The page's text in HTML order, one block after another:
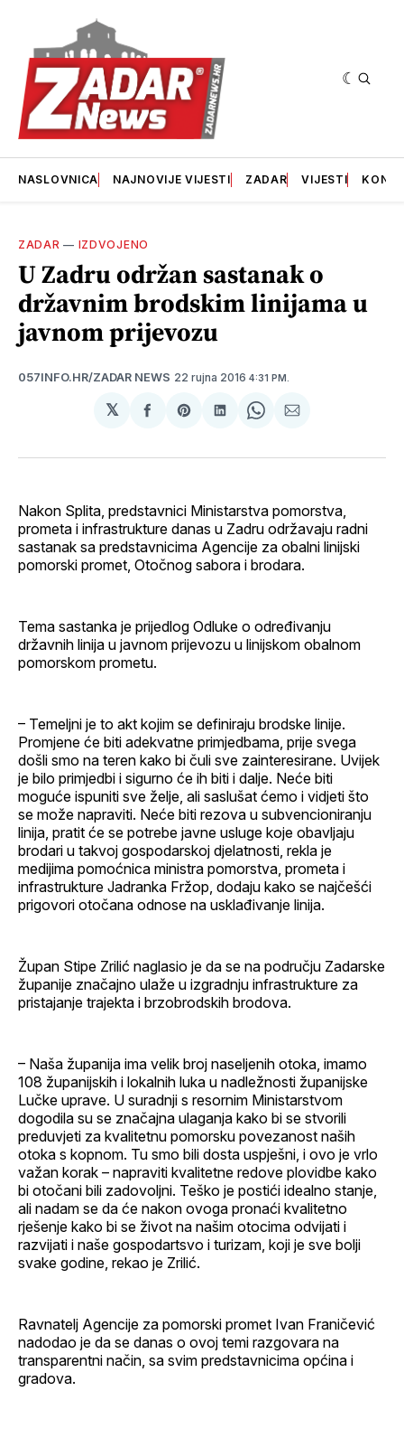
NASLOVNICA NAJNOVIJE VIJESTI ZADAR VIJESTI
ZADAR — IZDVOJENO
U Zadru održan sastanak o
državnim brodskim linijama u
javnom prijevozu
057INFO.HR/ZADAR NEWS 22 rujna 2016 4:31 PM.
𝕏
podijeliSharepodijeliSharepodijeli
Nakon Splita, predstavnici Ministarstva pomorstva,
prometa i infrastrukture danas u Zadru održavaju radni
sastanak sa predstavnicima Agencije za obalni linijski
pomorski promet, Otočnog sabora i brodara.
Tema sastanka je prijedlog Odluke o određivanju
državnih linija u javnom prijevozu u linijskom obalnom
pomorskom prometu.
– Temeljni je to akt kojim se definiraju brodske linije.
Promjene će biti adekvatne primjedbama, prije svega
došli smo na teren kako bi čuli sve zainteresirane. Uvijek
je bilo primjedbi i sigurno će ih biti i dalje. Neće biti
moguće ispuniti sve želje, ali saslušat ćemo i vidjeti što
se može napraviti. Neće biti rezova u subvencioniranju
linija, pratit će se potrebe javne usluge koje obavljaju
brodari u takvoj gospodarskoj djelatnosti, rekla je
medijima pomoćnica ministra pomorstva, prometa i
infrastrukture Jadranka Fržop, dodaju kako se najčešći
prigovori otočana odnose na usklađivanje linija.
Župan Stipe Zrilić naglasio je da se na području Zadarske
županije značajno ulaže u izgradnju infrastrukture za
pristajanje trajekta i brzobrodskih brodova.
– Naša županija ima velik broj naseljenih otoka, imamo
108 županijskih i lokalnih luka u nadležnosti županijske
Lučke uprave. U suradnji s resornim Ministarstvom
dogodila su se značajna ulaganja kako bi se stvorili
preduvjeti za kvalitetnu pomorsku povezanost naših
otoka s kopnom. Tu smo bili dosta uspješni, i ovo je vrlo
važan korak – napraviti kvalitetne redove plovidbe kako
bi otočani bili zadovoljni. Teško je postići idealno stanje,
ali nadam se da će nakon ovoga pronaći kvalitetno
rješenje kako bi se život na našim otocima odvijati i
razvijati i naše gospodartsvo i turizam, koji je sve bolji
svake godine, rekao je Zrilić.
Ravnatelj Agencije za pomorski promet Ivan Franičević
nadodao je da se danas o ovoj temi razgovara na
transparentni način, sa svim predstavnicima općina i
gradova.